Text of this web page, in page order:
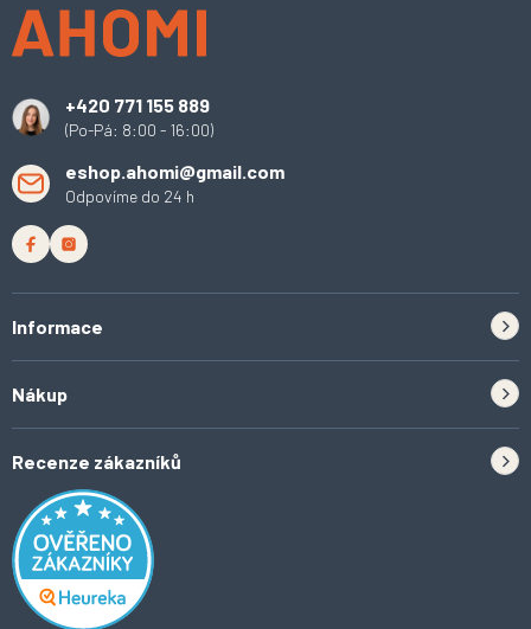
+420 771 155 889
(Po-Pá: 8:00 - 16:00)
eshop.ahomi@gmail.com
Odpovíme do 24 h
Informace
Tipy do kuchyně
Inspirace a trendy
Domácí vychytávky
O Ahomi
Nákup
Obchodní podmínky
Ochrana osobních údajů
Recenze zákazníků